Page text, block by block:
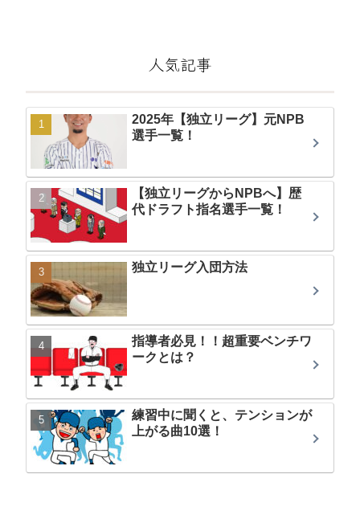
人気記事
2025年【独立リーグ】元NPB
選手一覧！
【独立リーグからNPBへ】歴
代ドラフト指名選手一覧！
独立リーグ入団方法
指導者必見！！超重要ベンチワ
ークとは？
練習中に聞くと、テンションが
上がる曲10選！